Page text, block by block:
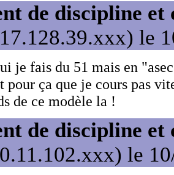
de discipline et
le
je fais du 51 mais en
pour ça que je cours pas
de ce modèle la !
de discipline et
le